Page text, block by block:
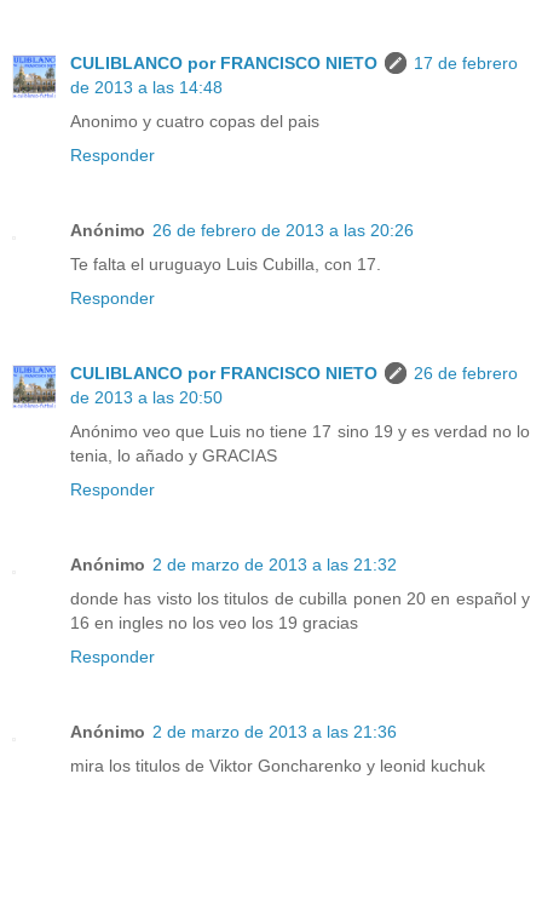
CULIBLANCO por FRANCISCO NIETO
17 de febrero
de 2013 a las 14:48
Anonimo y cuatro copas del pais
Responder
Anónimo 26 de febrero de 2013 a las 20:26
Te falta el uruguayo Luis Cubilla, con 17.
Responder
CULIBLANCO por FRANCISCO NIETO
26 de febrero
de 2013 a las 20:50
Anónimo veo que Luis no tiene 17 sino 19 y es verdad no lo
tenia, lo añado y GRACIAS
Responder
Anónimo 2 de marzo de 2013 a las 21:32
donde has visto los titulos de cubilla ponen 20 en español y
16 en ingles no los veo los 19 gracias
Responder
Anónimo 2 de marzo de 2013 a las 21:36
mira los titulos de Viktor Goncharenko y leonid kuchuk